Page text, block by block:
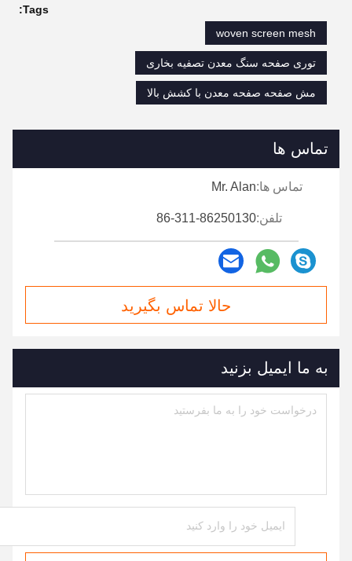
Tags:
woven screen mesh
توری صفحه سنگ معدن تصفیه بخاری
مش صفحه صفحه معدن با کشش بالا
تماس ها
تماس ها:Mr. Alan
تلفن:86-311-86250130
حالا تماس بگیرید
به ما ایمیل بزنید